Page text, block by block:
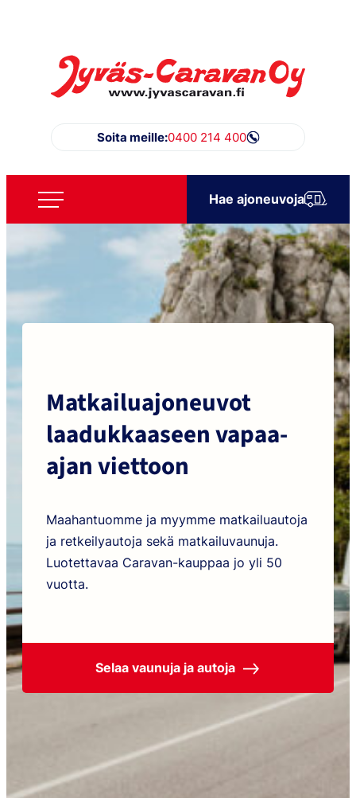
sisältöön
Jyväs-Caravan Oy
Soita meille:0400 214 400
Hae ajoneuvoja
Matkailuajoneuvot
laadukkaaseen vapaa-
ajan viettoon
Maahantuomme ja myymme matkailuautoja
ja retkeilyautoja sekä matkailuvaunuja.
Luotettavaa Caravan-kauppaa jo yli 50
vuotta.
Selaa vaunuja ja autoja